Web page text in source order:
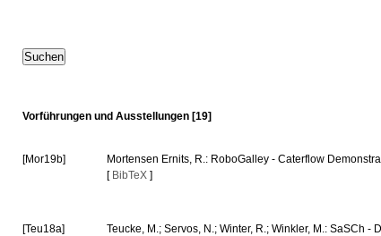
Vorführungen und Ausstellungen [19]
[Mor19b]
Mortensen Ernits, R.: RoboGalley - Caterflow
[ BibTeX ]
[Teu18a] Teucke, M.; Servos, N.; Winter, R.; Winkler, M.: SaSCh -